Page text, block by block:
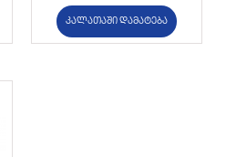
კალათაში დამატება